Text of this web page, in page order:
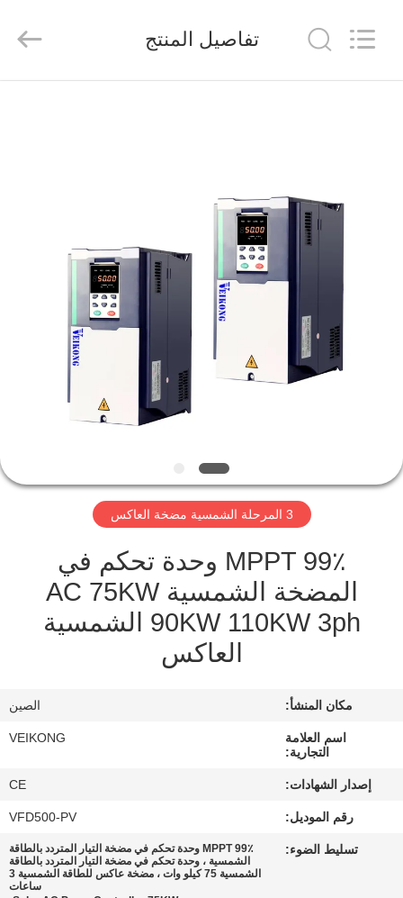
معلومات
الجودة
أخبار
اقتباس
خريطة
الموقع
سياسة
Reserved.
تفاصيل المنتج
3 المرحلة الشمسية مضخة العاكس
MPPT 99٪ وحدة تحكم في
المضخة الشمسية AC 75KW
90KW 110KW 3ph الشمسية
العاكس
مكان المنشأ: الصين
اسم العلامة
التجارية:
VEIKONG
إصدار الشهادات: CE
رقم الموديل: VFD500-PV
تسليط الضوء:
MPPT 99٪ وحدة تحكم في مضخة التيار المتردد بالطاقة
الشمسية ، وحدة تحكم في مضخة التيار المتردد بالطاقة
الشمسية 75 كيلو وات ، مضخة عاكس للطاقة الشمسية 3
ساعات